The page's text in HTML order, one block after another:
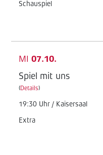
Schauspiel
MI 07.10.
Spiel mit uns
(Details)
19:30 Uhr / Kaisersaal
Extra